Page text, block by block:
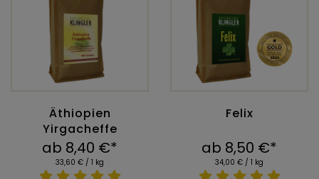
Äthiopien
Yirgacheffe
ab 8,40 €*
33,60 € / 1 kg
Felix
ab 8,50 €*
34,00 € / 1 kg